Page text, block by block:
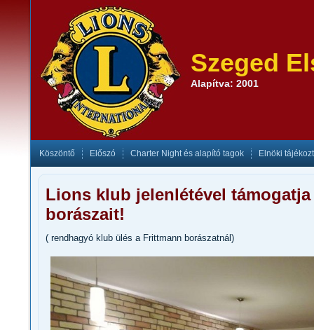
Szeged
Alapítva: 2001
Köszöntő Előszó Charter Night és alapító tagok Elnöki
Lions klub jelenlétével
borászait!
( rendhagyó klub ülés a Frittmann borászatnál)